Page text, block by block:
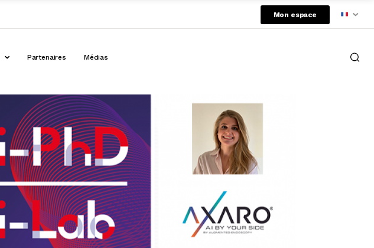
Mon espace
Partenaires Médias